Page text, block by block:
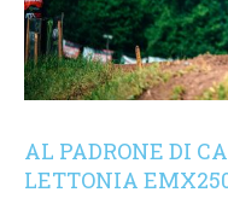
AL PADRONE DI
LETTONIA